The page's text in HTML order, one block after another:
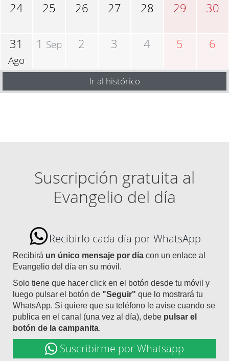
24 25 26 27 28 29 30
31
Ago
1 Sep 2 3 4 5 6
Ir al histórico
Suscripción gratuita al
Evangelio del día
Recibirlo cada día por WhatsApp
Recibirá un único mensaje por día con un enlace al
Evangelio del día en su móvil.
Solo tiene que hacer click en el botón desde tu móvil y
luego pulsar el botón de "Seguir" que lo mostrará tu
WhatsApp. Si quiere que su teléfono le avise cuando se
publica en el canal (una vez al día), debe pulsar el
botón de la campanita.
Suscribirme por Whatsapp